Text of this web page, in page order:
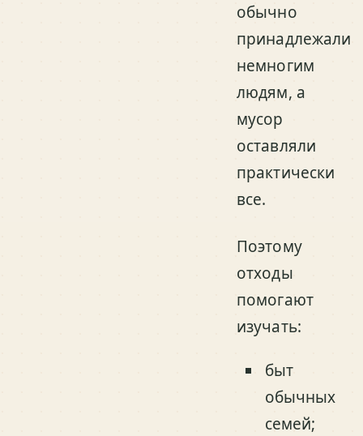
обычно
принадлежали
немногим
людям, а
мусор
оставляли
практически
все.
Поэтому
отходы
помогают
изучать:
быт
обычных
семей;